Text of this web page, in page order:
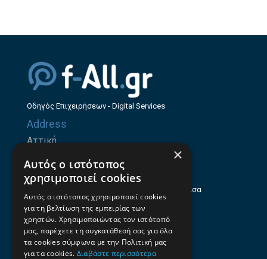
Οδηγός Επιχειρήσεων - Digital Services
Address
Αττική
Θεσσαλία
Ηρώων Πολυτεχνείου 214 (1ος Όροφος), Λάρισα
Επαγγελματικός οδηγός Λάρισας
Emails
×
Αυτός ο ιστότοπος
χρησιμοποιεί cookies
Αυτός ο ιστότοπος χρησιμοποιεί cookies
για τη βελτίωση της εμπειρίας των
χρηστών. Χρησιμοποιώντας τον ιστότοπό
μας, παρέχετε τη συγκατάθεσή σας για όλα
τα cookies σύμφωνα με την Πολιτική μας
για τα cookies. Διαβάστε περισσότερα